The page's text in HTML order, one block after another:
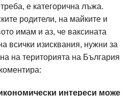
е категорична лъжа.
родители, на майките и
имам и аз, че ваксината
всички изисквания, нужни за
на територията на България
интереси може